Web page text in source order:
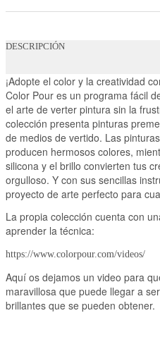
DESCRIPCIÓN
¡Adopte el color y la creatividad
Color Pour es un programa fácil
el arte de verter pintura sin la
colección presenta pinturas
de medios de vertido. Las
producen hermosos colores,
silicona y el brillo convierten tus
orgulloso. Y con sus sencillas
proyecto de arte perfecto para
La propia colección cuenta con
aprender la técnica:
https://www.colorpour.com/videos/
Aquí os dejamos un video para
maravillosa que puede llegar a
brillantes que se pueden obtener.